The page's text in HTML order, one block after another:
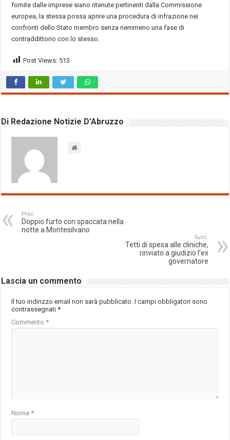
fornite dalle imprese siano ritenute pertinenti dalla Commissione
europea, la stessa possa aprire una procedura di infrazione nei
confronti dello Stato membro senza nemmeno una fase di
contraddittorio con lo stesso.
Post Views: 513
Di Redazione Notizie D'Abruzzo
Prec.
Doppio furto con spaccata nella
notte a Montesilvano
Succ.
Tetti di spesa alle cliniche,
rinviato a giudizio l’ex
governatore
Lascia un commento
Il tuo indirizzo email non sarà pubblicato. I campi obbligatori sono
contrassegnati*
Commento*
Nome*